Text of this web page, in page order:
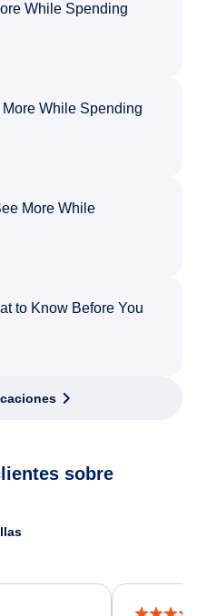
While Spending
While Spending
More While
to Know Before You
sobre